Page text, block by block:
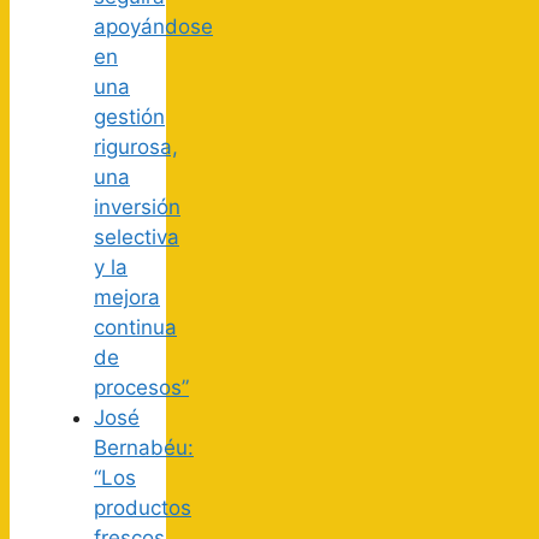
apoyándose
en
una
gestión
rigurosa,
una
inversión
selectiva
y la
mejora
continua
de
procesos”
José
Bernabéu:
“Los
productos